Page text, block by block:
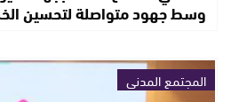
وسط جهود متواصلة لتحسين
المجتمع المدني